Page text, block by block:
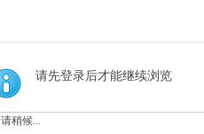
索
请先登录后才能继续浏览
请稍候...